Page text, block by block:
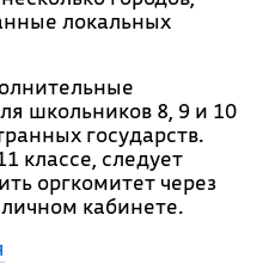
локальных
школьников 8, 9 и 10
государств.
классе, следует
оргкомитет через
кабинете.